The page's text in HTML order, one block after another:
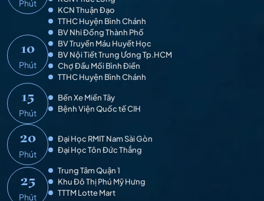
Phút
KCN Thuận Đạo
TTHC Huyện Bình Chánh
10
Phút
BV Nhi Đồng Thành Phố
BV Truyền Máu Huyết Học
BV Nội Tiết Trung Ương Tp.HCM
Chợ Đầu Mối Bình Điền
TTHC Huyện Bình Chánh
15
Phút
Bến Xe Miền Tây
Bệnh Viện Quốc tế CIH
20
Phút
Đại Học RMIT Nam Sài Gòn
Đại Học Tôn Đức Thắng
25
Phút
Trung Tâm Quận 1
Khu Đô Thị Phú Mỹ Hưng
TTTM Lotte Mart